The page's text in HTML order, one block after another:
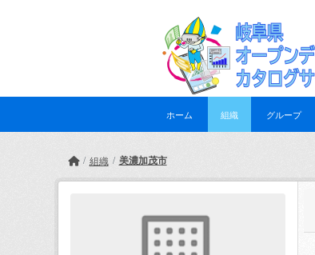
ホーム 組織 グループ
組織 美濃加茂市